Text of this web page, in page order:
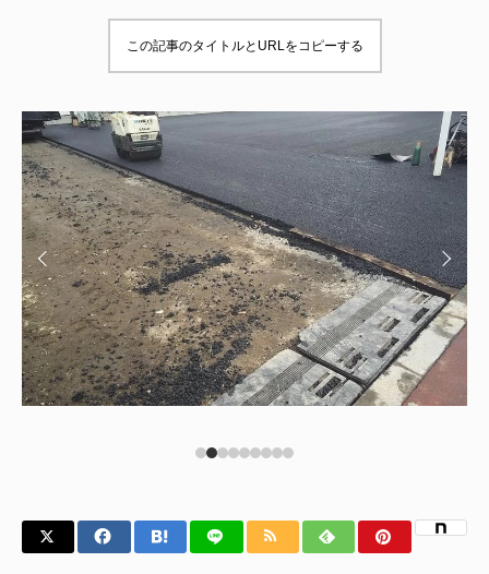
この記事のタイトルとURLをコピーする